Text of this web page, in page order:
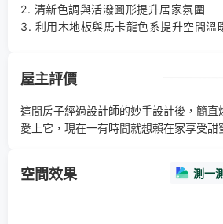
2. 清新色調與活潑圖形提升居家氛圍
3. 利用木地板與馬卡龍色系提升空間溫
屋主評價
這間房子經過設計師的妙手設計後，簡直
愛上它，現在一有時間就想賴在家享受甜
空間效果 測一